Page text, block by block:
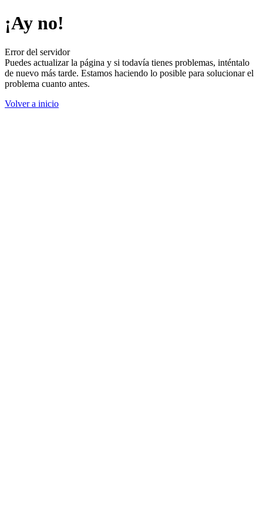
¡Ay no!
Error del servidor
Puedes actualizar la página y si todavía tienes problemas, inténtalo
de nuevo más tarde. Estamos haciendo lo posible para solucionar el
problema cuanto antes.
Volver a inicio